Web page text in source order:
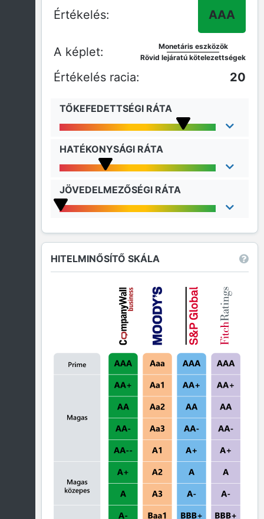
AAA
Monetáris eszközök
Rövid lejáratú kötelezettségek
20
TŐKEFEDETTSÉGI RÁTA
HATÉKONYSÁGI RÁTA
JÖVEDELMEZŐSÉGI RÁTA
HITELMINŐSÍTŐ SKÁLA